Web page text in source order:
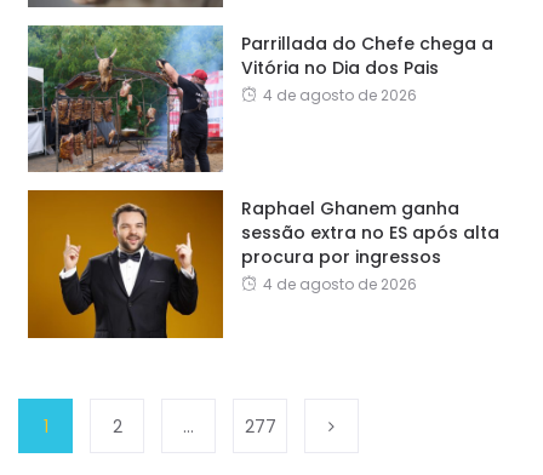
Parrillada do Chefe chega a
Vitória no Dia dos Pais
4 de agosto de 2026
Raphael Ghanem ganha
sessão extra no ES após alta
procura por ingressos
4 de agosto de 2026
1 2 … 277